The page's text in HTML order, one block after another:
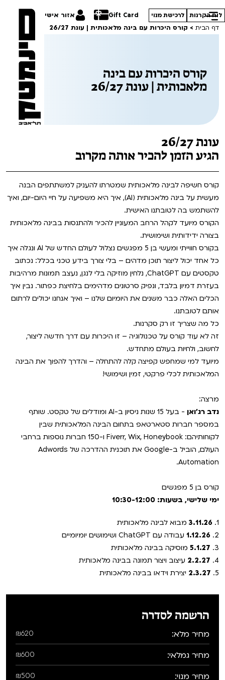
Gift Card אזור אישי לוח הקרנות לרכישת מנוי
טרום בכורה
חדשים
לילדים ולכל המשפחה
הקרנות על פופים
מועדון אנגלית לקטנטנים
מועדון אנגלית לכל המשפחה
ראשון בקולנוע
אפטר בסינמטק
Teen Screen
לפי ימים
תכניות מיוחדות
במראה הישראלית
סיפורי קיץ
מחווה לקסבייה דולאן
סינמטק קאלט על הגג 2026
נבחרי דוקאביב 2026
אירועים מיוחדים
סדרות עונת 26/27
ההזמנות שלי
VOD
ENG
לאזור האישי
רכישת מנוי
Gift Card
צור קשר
דף הבית > קורס היכרות עם בינה מלאכותית | עונת 26/27
קורס היכרות עם בינה
מלאכותית | עונת 26/27
עונת 26/27
הגיע הזמן להכיר אותה מקרוב
קורס חשיפה לבינה מלאכותית שמטרתו להעניק למשתתפים הבנה
מעשית על בינה מלאכותית (AI), איך היא משפיעה על חיי היום-יום, ואיך
להשתמש בה לטובתנו האישית.
הקורס מיועד לקהל הרחב המעוניין להכיר ולהתנסות בבינה מלאכותית
בצורה ידידותית ושימושית.
בקורס חווייתי ומעשי בן 5 מפגשים נצלול לעולם החדש של AI ונגלה איך
כל אחד יכול ליצור תוכן מדהים – בלי צורך בידע טכני בכלל: נכתוב
טקסטים עם ChatGPT, נלחין מוזיקה בלי לנגן, נעצב תמונות מרהיבות
בעזרת דמיון בלבד, ונפיק סרטונים מדהימים בלחיצת כפתור. נבין איך
הכלים האלה כבר משנים את היומיום שלנו – ואיך אנחנו יכולים לרתום
אותם לטובתנו.
כל מה שצריך זו רק סקרנות.
זה לא עוד קורס על טכנולוגיה – זו היכרות עם דרך חדשה ליצור,
לחשוב, ולחיות בעולם מתחדש.
מיועד למי שמחפש קפיצה קלה להתחלה – והדרך להפוך את הבינה
המלאכותית לכלי פרקטי, זמין ושימושי!
מרצה:
נדב רג'ואן
- בעל 15 שנות ניסיון ב-AI ומודלים של טקסט. שותף
במספר חברות סטארטאפ בתחום הבינה המלאכותית שבין
לקוחותיהם: Fiverr, Wix, Honeybook ו-150 חברות נוספות ברחבי
העולם, הוביל ב-Google את תוכנית ההדרכה של Adwords
Automation.
קורס בן 5 מפגשים
ימי שלישי, בשעות: 10:30-12:00
1.
3.11.26מבוא לבינה מלאכותית
2.
1.12.26 עבודה עם ChatGPT ושימושים יומיומיים
3.
5.1.27 מוסיקה בבינה מלאכותית
4.
2.2.27 עיצוב ויצור תמונה בבינה מלאכותית
5.
2.3.27 יצירת וידאו בבינה מלאכותית
הרשמה לסדרה
מחיר מלא: ₪620
מחיר גמלאי: ₪600
מחיר מנוי: ₪500